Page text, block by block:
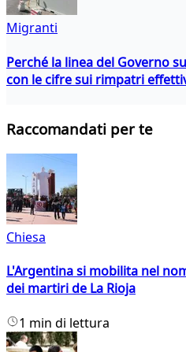
Migranti
Perché la linea del Governo
con le cifre sui rimpatri
Raccomandati per te
Chiesa
L'Argentina si mobilita nel
dei martiri de La Rioja
1 min di lettura